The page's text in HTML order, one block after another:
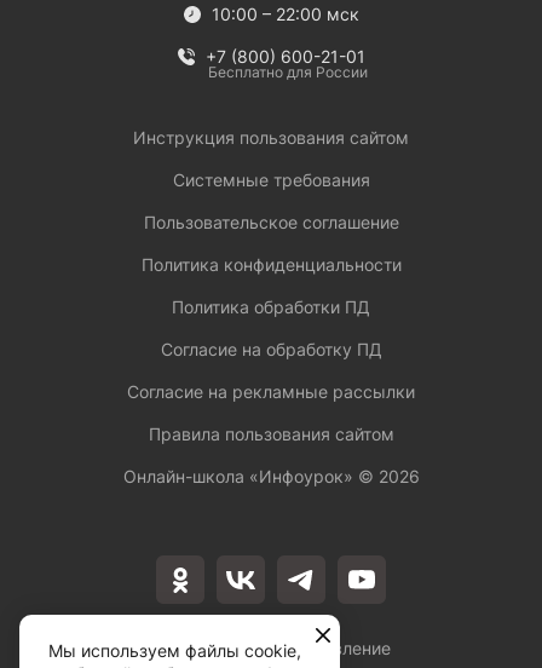
Лицензия на осуществление
10:00 – 22:00 мск
+7 (800) 600-21-01
Бесплатно для России
Инструкция пользования сайтом
Системные требования
Пользовательское соглашение
Политика конфиденциальности
Политика обработки ПД
Согласие на обработку ПД
Согласие на рекламные рассылки
Правила пользования сайтом
Онлайн-школа «Инфоурок» © 2026
Мы используем файлы cookie,